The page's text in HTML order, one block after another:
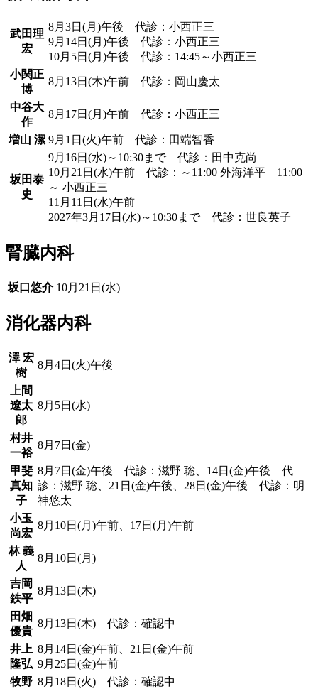
武田理
宏
8月3日(月)午後 代診：小西正三
9月14日(月)午後 代診：小西正三
10月5日(月)午後 代診：14:45～小西正三
小関正
博
8月13日(木)午前 代診：岡山慶太
中谷大
作
8月17日(月)午前 代診：小西正三
増山 潔 9月1日(火)午前 代診：田端智香
坂田泰
史
9月16日(水)～10:30まで 代診：田中克尚
10月21日(水)午前 代診：～11:00 外海洋平 11:00
～ 小西正三
11月11日(水)午前
2027年3月17日(水)～10:30まで 代診：世良英子
腎臓内科
坂口悠介 10月21日(水)
消化器内科
澤 宏
樹
8月4日(火)午後
上間
遼太
郎
8月5日(水)
村井
一裕
8月7日(金)
甲斐
真知
子
8月7日(金)午後 代診：滋野 聡、14日(金)午後 代
診：滋野 聡、21日(金)午後、28日(金)午後 代診：明
神悠太
小玉
尚宏
8月10日(月)午前、17日(月)午前
林 義
人
8月10日(月)
吉岡
鉄平
8月13日(木)
田畑
優貴
8月13日(木) 代診：確認中
井上
隆弘
8月14日(金)午前、21日(金)午前
9月25日(金)午前
牧野 8月18日(火) 代診：確認中